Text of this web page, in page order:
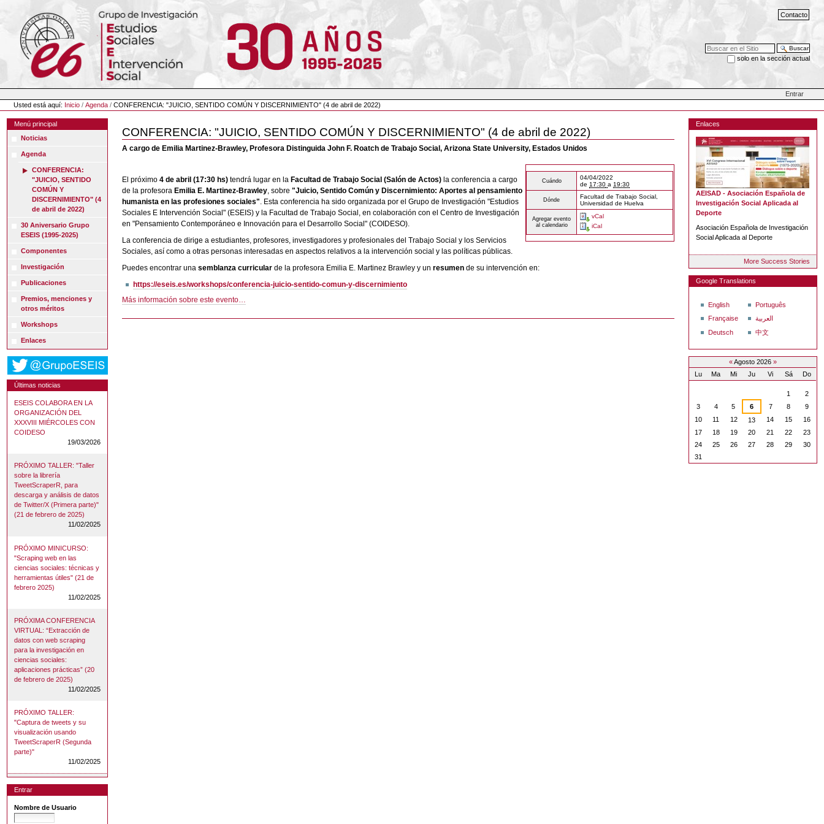
contenido.
navegación
Contacto
Buscar
solo en la sección actual
Herramientas
Personales
Entrar
Usted está aquí: Inicio /Agenda /CONFERENCIA: "JUICIO, SENTIDO COMÚN Y DISCERNIMIENTO" (4 de abril de 2022)
Menú principal
Noticias
Agenda
CONFERENCIA:
"JUICIO, SENTIDO
COMÚN Y
DISCERNIMIENTO" (4
de abril de 2022)
30 Aniversario Grupo
ESEIS (1995-2025)
Componentes
Investigación
Publicaciones
Premios, menciones y
otros méritos
Workshops
Enlaces
Últimas noticias
ESEIS COLABORA EN LA
ORGANIZACIÓN DEL
XXXVIII MIÉRCOLES CON
COIDESO
19/03/2026
PRÓXIMO TALLER: "Taller
sobre la librería
TweetScraperR, para
descarga y análisis de datos
de Twitter/X (Primera parte)"
(21 de febrero de 2025)
11/02/2025
PRÓXIMO MINICURSO:
"Scraping web en las
ciencias sociales: técnicas y
herramientas útiles" (21 de
febrero 2025)
11/02/2025
PRÓXIMA CONFERENCIA
VIRTUAL: “Extracción de
datos con web scraping
para la investigación en
ciencias sociales:
aplicaciones prácticas” (20
de febrero de 2025)
11/02/2025
PRÓXIMO TALLER:
"Captura de tweets y su
visualización usando
TweetScraperR (Segunda
parte)"
11/02/2025
Entrar
Nombre de Usuario
CONFERENCIA: "JUICIO, SENTIDO COMÚN Y DISCERNIMIENTO" (4 de abril de 2022)
A cargo de Emilia Martinez-Brawley, Profesora Distinguida John F. Roatch de Trabajo Social, Arizona State University, Estados Unidos
Cuándo
04/04/2022
de 17:30 a 19:30
Dónde
Facultad de Trabajo Social,
Universidad de Huelva
Agregar evento
al calendario
vCal
iCal
El próximo4 de abril (17:30 hs) tendrá lugar en la Facultad de Trabajo Social (Salón de Actos) la conferencia a cargo
de la profesora Emilia E. Martinez-Brawley, sobre"Juicio, Sentido Común y Discernimiento: Aportes al pensamiento
humanista en las profesiones sociales". Esta conferencia ha sido organizada por el Grupo de Investigación "Estudios
Sociales E Intervención Social" (ESEIS) y la Facultad de Trabajo Social, en colaboración con el Centro de Investigación
en "Pensamiento Contemporáneo e Innovación para el Desarrollo Social" (COIDESO).
La conferencia de dirige a estudiantes, profesores, investigadores y profesionales del Trabajo Social y los Servicios
Sociales, así como a otras personas interesadas en aspectos relativos a la intervención social y las políticas públicas.
Puedes encontrar una semblanza curricular de la profesora Emilia E. Martinez Brawley y unresumen de su intervención en:
https://eseis.es/workshops/conferencia-juicio-sentido-comun-y-discernimiento
Más información sobre este evento…
Enlaces
AEISAD - Asociación Española de
Investigación Social Aplicada al
Deporte
Asociación Española de Investigación
Social Aplicada al Deporte
More Success Stories
Google Translations
English
Française
Deutsch
Português
العربية
中文
«Agosto 2026 »
Lu Ma Mi Ju Vi Sá Do
1
2
3
4 5 6 7 8
9
10
11 12 13 14 15
16
17
18 19 20 21 22
23
24
25 26 27 28 29
30
31